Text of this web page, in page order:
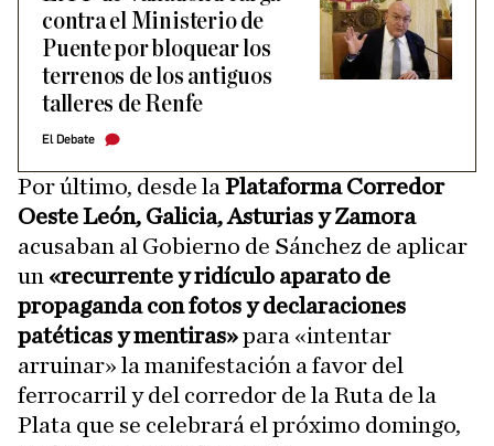
contra el Ministerio de
Puente por bloquear los
terrenos de los antiguos
talleres de Renfe
El Debate
Por último, desde laPlataforma Corredor
Oeste León, Galicia, Asturias y Zamora
acusaban al Gobierno de Sánchez de aplicar
un «recurrente y ridículo aparato de
propaganda con fotos y declaraciones
patéticas y mentiras»para «intentar
arruinar» la manifestación a favor del
ferrocarril y del corredor de la Ruta de la
Plata que se celebrará el próximo domingo,